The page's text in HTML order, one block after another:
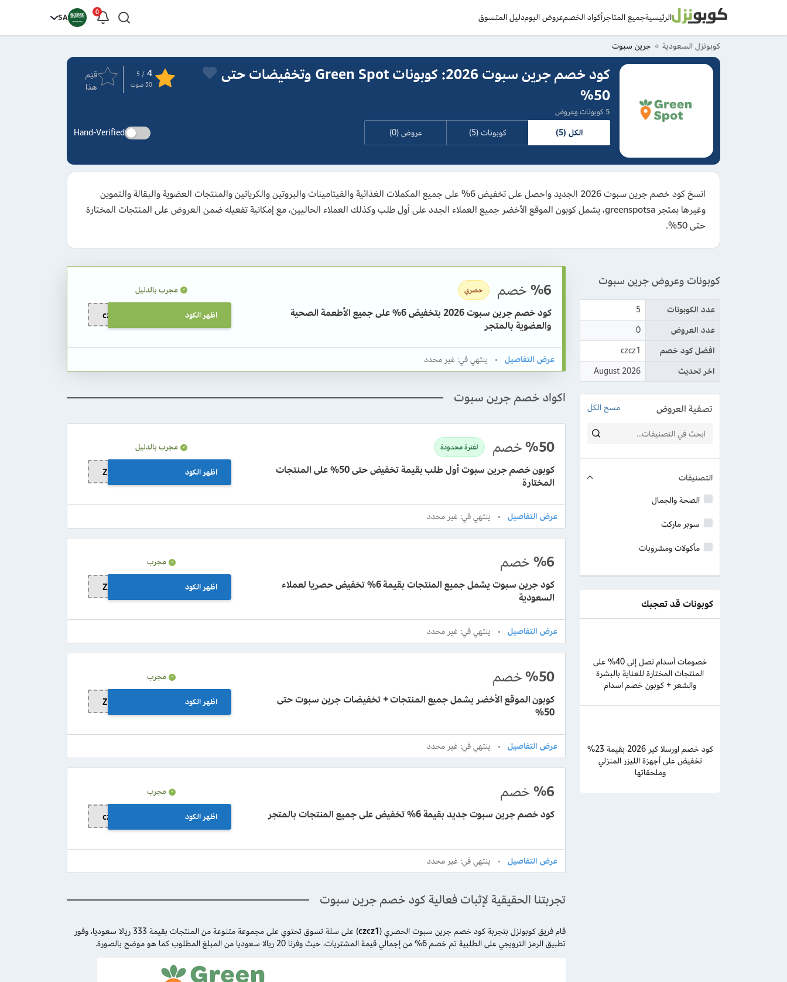
الرئيسيةجميع المتاجرأكواد الخصمعروض اليومدليل المتسوق 0
SA
كوبونزل السعودية جرين سبوت
كود خصم جرين سبوت 2026: كوبونات Green Spot وتخفيضات حتى
50%
5 كوبونات وعروض
4
/ 5
30 صوت
قيَم
هذا
الكل (5) كوبونات (5) عروض (0) Hand-Verified
انسخ كود خصم جرين سبوت 2026 الجديد واحصل على تخفيض 6% على جميع المكملات الغذائية والفيتامينات والبروتين والكرياتين والمنتجات العضوية والبقالة والتموين
وغيرها بمتجر greenspotsa، يشمل كوبون الموقع الأخضر جميع العملاء الجدد على أول طلب وكذلك العملاء الحاليين، مع إمكانية تفعيله ضمن العروض على المنتجات المختارة
حتى 50%.
%6خصم حصري
كود خصم جرين سبوت 2026 بتخفيض 6% على جميع الأطعمة الصحية
والعضوية بالمتجر
مجرب بالدليل
czcz1 اظهر الكود
ينتهي في: غير محدد
اكواد خصم جرين سبوت
%50خصم لفترة محدودة
كوبون خصم جرين سبوت أول طلب بقيمة تخفيض حتى 50% على المنتجات
المختارة
مجرب بالدليل
ZL99 اظهر الكود
ينتهي في: غير محدد
%6خصم
كود جرين سبوت يشمل جميع المنتجات بقيمة 6% تخفيض حصريا لعملاء
السعودية
مجرب
ZZAA اظهر الكود
ينتهي في: غير محدد
%50خصم
كوبون الموقع الأخضر يشمل جميع المنتجات + تخفيضات جرين سبوت حتى
50%
مجرب
ZL99 اظهر الكود
ينتهي في: غير محدد
%6خصم
كود خصم جرين سبوت جديد بقيمة 6% تخفيض على جميع المنتجات بالمتجر
مجرب
czcz1 اظهر الكود
ينتهي في: غير محدد
تجربتنا الحقيقية لإثبات فعالية كود خصم جرين سبوت
قام فريق كوبونزل بتجربة كود خصم جرين سبوت الحصري (czcz1
) على سلة تسوق تحتوي على مجموعة متنوعة من المنتجات بقيمة 333 ريالا سعوديا، وفور
تطبيق الرمز الترويجي على الطلبية تم خصم 6% من إجمالي قيمة المشتريات، حيث وفرنا 20 ريالا سعوديا من المبلغ المطلوب كما هو موضح بالصورة.
كوبونات وعروض جرين سبوت
عدد الكوبونات
5
عدد العروض
0
افضل كود خصم
czcz1
اخر تحديث
August 2026
تصفية العروض مسح الكل
التصنيفات
الصحة والجمال
سوبر ماركت
مأكولات ومشروبات
كوبونات قد تعجبك
خصومات أسدام تصل إلى 40% على
المنتجات المختارة للعناية بالبشرة
والشعر + كوبون خصم اسدام
كود خصم اورسلا كير 2026 بقيمة 23%
تخفيض على أجهزة الليزر المنزلي
وملحقاتها